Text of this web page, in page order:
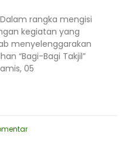
rangka mengisi
kegiatan yang
menyelenggarakan
“Bagi-Bagi Takjil”
05